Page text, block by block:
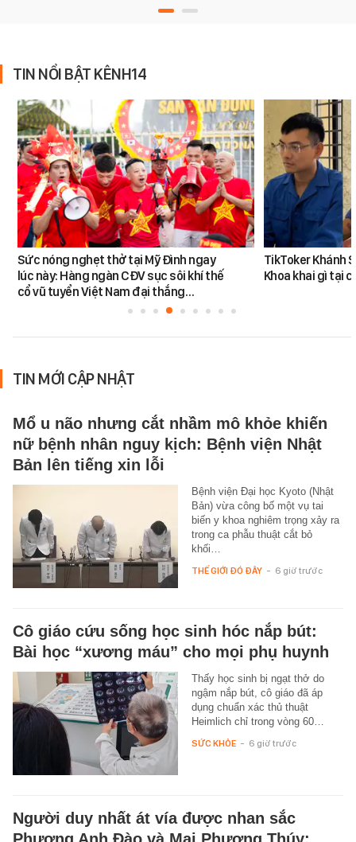
TIN NỔI BẬT KÊNH14
Sức nóng nghẹt thở tại Mỹ Đình ngay
lúc này: Hàng ngàn CĐV sục sôi khí thế
cổ vũ tuyển Việt Nam đại thắng…
TikToker Khánh
Khoa khai gì tại
TIN MỚI CẬP NHẬT
Mổ u não nhưng cắt nhầm mô khỏe khiến
nữ bệnh nhân nguy kịch: Bệnh viện Nhật
Bản lên tiếng xin lỗi
Bệnh viện Đại học Kyoto (Nhật
Bản) vừa công bố một vụ tai
biến y khoa nghiêm trọng xảy ra
trong ca phẫu thuật cắt bỏ
khối…
THẾ GIỚI ĐÓ ĐÂY - 6 giờ trước
Cô giáo cứu sống học sinh hóc nắp bút:
Bài học “xương máu” cho mọi phụ huynh
Thấy học sinh bị ngạt thở do
ngậm nắp bút, cô giáo đã áp
dụng chuẩn xác thủ thuật
Heimlich chỉ trong vòng 60…
SỨC KHỎE - 6 giờ trước
Người duy nhất át vía được nhan sắc